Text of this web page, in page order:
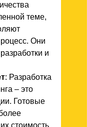
теме,
Они
и
: Разработка
– это
Готовые